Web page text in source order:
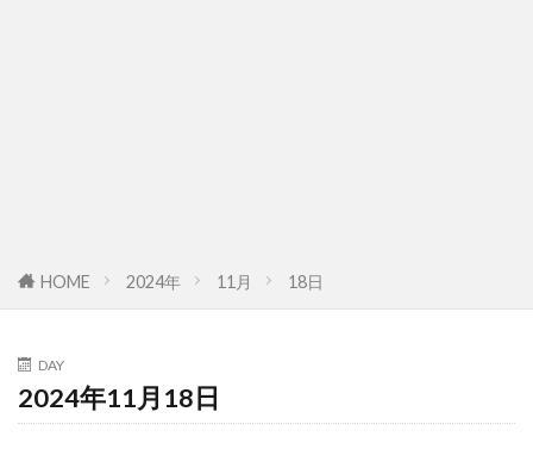
HOME 2024年 11月 18日
DAY
2024年11月18日